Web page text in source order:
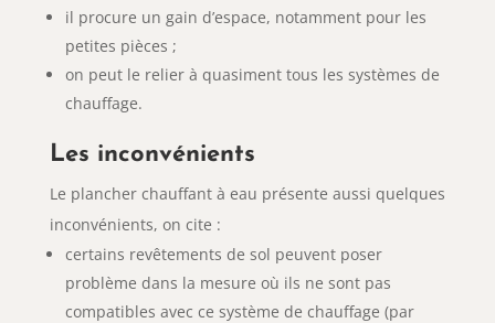
il procure un gain d’espace, notamment pour les
petites pièces ;
on peut le relier à quasiment tous les systèmes de
chauffage.
Les inconvénients
Le plancher chauffant à eau présente aussi quelques
inconvénients, on cite :
certains revêtements de sol peuvent poser
problème dans la mesure où ils ne sont pas
compatibles avec ce système de chauffage (par